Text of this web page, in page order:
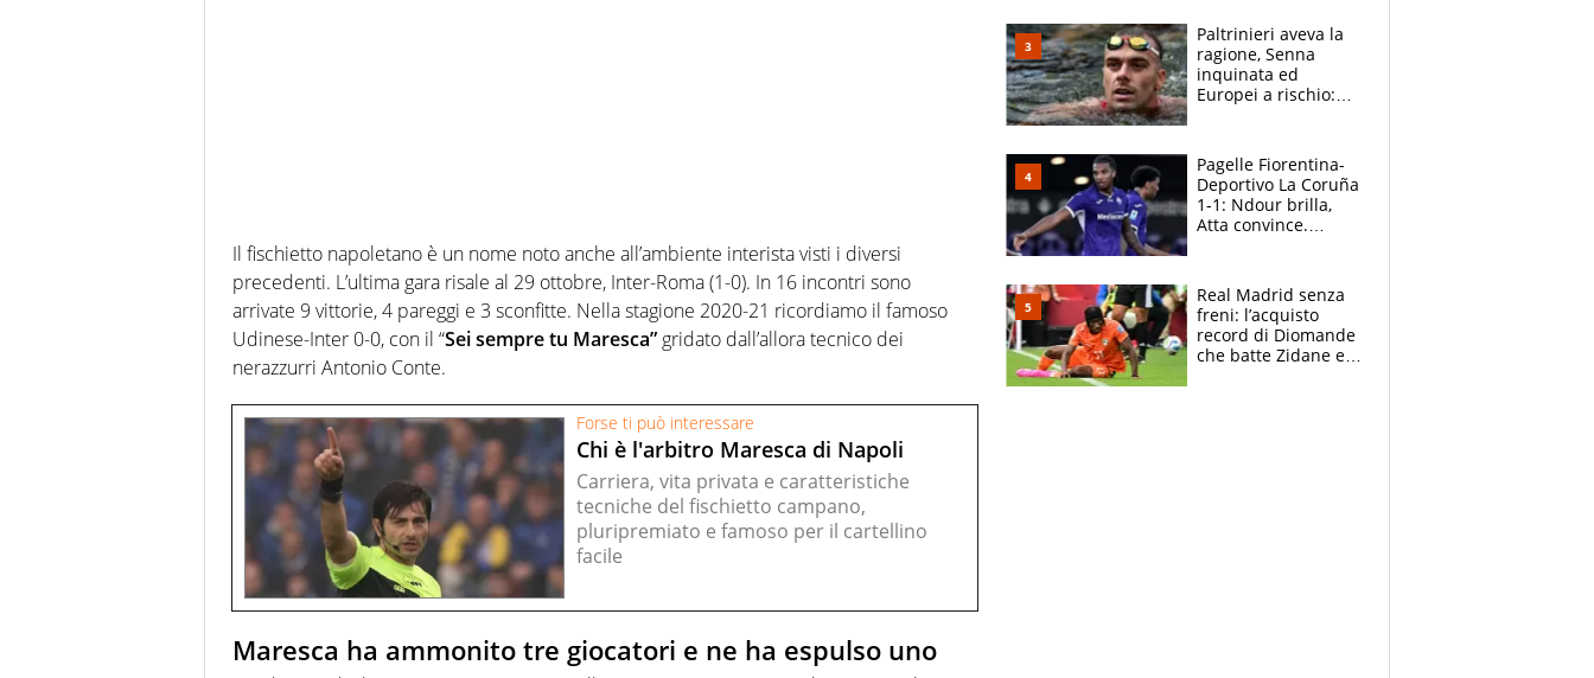
Il fischietto napoletano è un nome noto anche all’ambiente interista visti i diversi
precedenti. L’ultima gara risale al 29 ottobre, Inter-Roma (1-0). In 16 incontri sono
arrivate 9 vittorie, 4 pareggi e 3 sconfitte. Nella stagione 2020-21 ricordiamo il famoso
Udinese-Inter 0-0, con il “Sei sempre tu Maresca” gridato dall’allora tecnico dei
nerazzurri Antonio Conte.
Forse ti può interessare
Chi è l'arbitro Maresca di Napoli
Carriera, vita privata e caratteristiche
tecniche del fischietto campano,
pluripremiato e famoso per il cartellino
facile
Maresca ha ammonito tre giocatori e ne ha espulso uno
Paltrinieri aveva la
ragione, Senna
inquinata ed
Europei a rischio:
adesso
Pagelle Fiorentina-
Deportivo La Coruña
1-1: Ndour brilla,
Atta convince.
Real Madrid senza
freni: l’acquisto
record di Diomande
che batte Zidane e